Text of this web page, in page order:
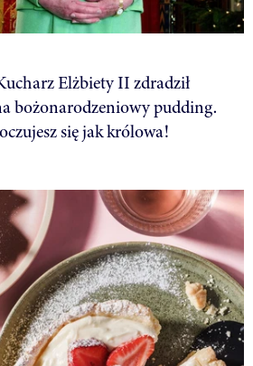
Elżbiety II zdradził
bożonarodzeniowy pudding.
się jak królowa!